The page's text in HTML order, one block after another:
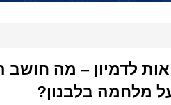
לדמיון – מה
מלחמה בלבנון?